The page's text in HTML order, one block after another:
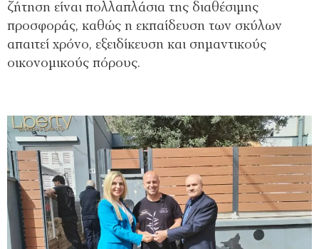
ζήτηση είναι πολλαπλάσια της διαθέσιμης
προσφοράς, καθώς η εκπαίδευση των σκύλων
απαιτεί χρόνο, εξειδίκευση και σημαντικούς
οικονομικούς πόρους.